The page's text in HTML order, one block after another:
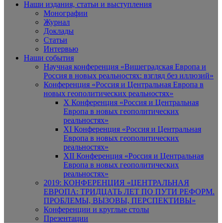
Наши издания, статьи и выступления
Монографии
Журнал
Доклады
Статьи
Интервью
Наши события
Научная конференция «Вишеградская Европа и
Россия в новых реальностях: взгляд без иллюзий»
Конференция «Россия и Центральная Европа в
новых геополитических реальностях»
X Конференция «Россия и Центральная
Европа в новых геополитических
реальностях»
XI Конференция «Россия и Центральная
Европа в новых геополитических
реальностях»
XII Конференция «Россия и Центральная
Европа в новых геополитических
реальностях»
2019: КОНФЕРЕНЦИЯ «ЦЕНТРАЛЬНАЯ
ЕВРОПА: ТРИДЦАТЬ ЛЕТ ПО ПУТИ РЕФОРМ.
ПРОБЛЕМЫ, ВЫЗОВЫ, ПЕРСПЕКТИВЫ»
Конференции и круглые столы
Презентации